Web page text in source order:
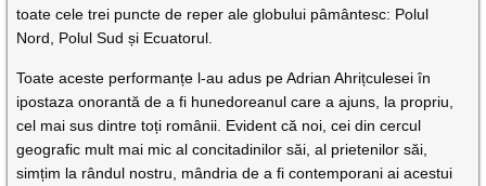
toate cele trei puncte de reper ale globului pâmântesc: Polul
Nord, Polul Sud și Ecuatorul.
Toate aceste performanțe l-au adus pe Adrian Ahrițculesei în
ipostaza onorantă de a fi hunedoreanul care a ajuns, la propriu,
cel mai sus dintre toți românii. Evident că noi, cei din cercul
geografic mult mai mic al concitadinilor săi, al prietenilor săi,
simțim la rândul nostru, mândria de a fi contemporani ai acestui